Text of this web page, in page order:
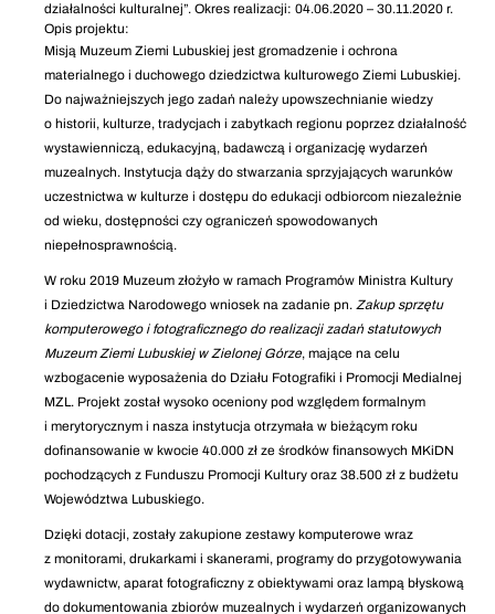
działalności kulturalnej”. Okres realizacji: 04.06.2020 – 30.11.2020 r.
Opis projektu:
Misją Muzeum Ziemi Lubuskiej jest gromadzenie i ochrona
materialnego i duchowego dziedzictwa kulturowego Ziemi Lubuskiej.
Do najważniejszych jego zadań należy upowszechnianie wiedzy
o historii, kulturze, tradycjach i zabytkach regionu poprzez działalność
wystawienniczą, edukacyjną, badawczą i organizację wydarzeń
muzealnych. Instytucja dąży do stwarzania sprzyjających warunków
uczestnictwa w kulturze i dostępu do edukacji odbiorcom niezależnie
od wieku, dostępności czy ograniczeń spowodowanych
niepełnosprawnością.
W roku 2019 Muzeum złożyło w ramach Programów Ministra Kultury
i Dziedzictwa Narodowego wniosek na zadanie pn. Zakup sprzętu
komputerowego i fotograficznego do realizacji zadań statutowych
Muzeum Ziemi Lubuskiej w Zielonej Górze, mające na celu
wzbogacenie wyposażenia do Działu Fotografiki i Promocji Medialnej
MZL. Projekt został wysoko oceniony pod względem formalnym
i merytorycznym i nasza instytucja otrzymała w bieżącym roku
dofinansowanie w kwocie 40.000 zł ze środków finansowych MKiDN
pochodzących z Funduszu Promocji Kultury oraz 38.500 zł z budżetu
Województwa Lubuskiego.
Dzięki dotacji, zostały zakupione zestawy komputerowe wraz
z monitorami, drukarkami i skanerami, programy do przygotowywania
wydawnictw, aparat fotograficzny z obiektywami oraz lampą błyskową
do dokumentowania zbiorów muzealnych i wydarzeń organizowanych